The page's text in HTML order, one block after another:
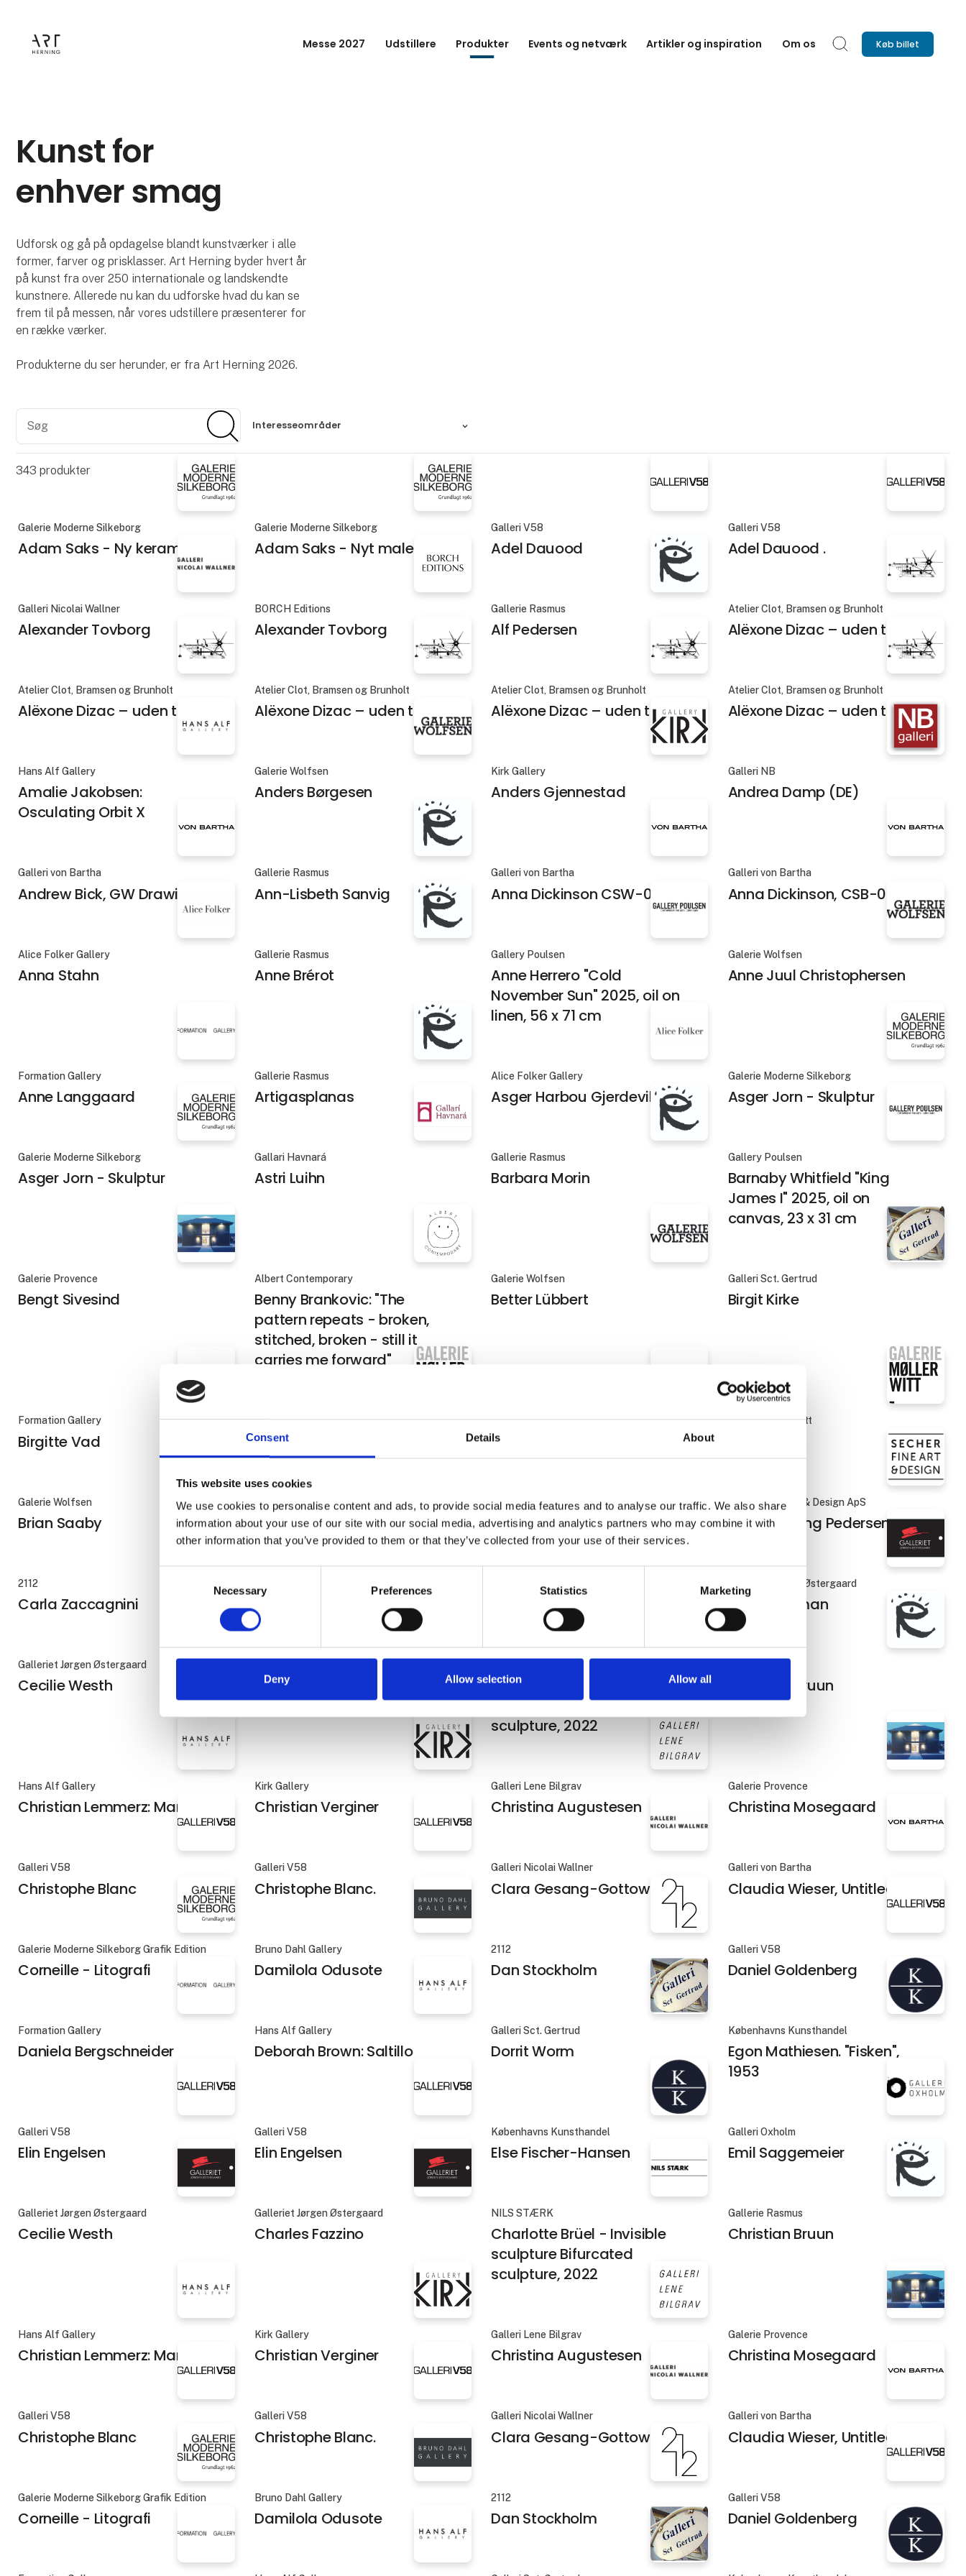
Consent Details About
This website uses cookies
We use cookies to personalise content and ads, to provide social media features and to analyse our traffic. We also share
information about your use of our site with our social media, advertising and analytics partners who may combine it with
other information that you’ve provided to them or that they’ve collected from your use of their services.
Necessary Preferences Statistics Marketing
Deny Allow selection Allow all
Messe 2027 Udstillere Produkter Events og netværk Artikler og inspiration Om os Søg Køb billet
Kunst for
enhver smag
Udforsk og gå på opdagelse blandt kunstværker i alle
former, farver og prisklasser. Art Herning byder hvert år
på kunst fra over 250 internationale og landskendte
kunstnere. Allerede nu kan du udforske hvad du kan se
frem til på messen, når vores udstillere præsenterer for
en række værker.
Produkterne du ser herunder, er fra Art Herning 2026.
Søg
Interesseområder
343 produkter
Galerie Moderne Silkeborg
Adam Saks - Ny keramik
Galerie Moderne Silkeborg
Adam Saks - Nyt maleri
Galleri V58
Adel Dauood
Galleri V58
Adel Dauood .
Galleri Nicolai Wallner
Alexander Tovborg
BORCH Editions
Alexander Tovborg
Gallerie Rasmus
Alf Pedersen
Atelier Clot, Bramsen og Brunholt
Alëxone Dizac – uden titel 3
Atelier Clot, Bramsen og Brunholt
Alëxone Dizac – uden titel 4
Atelier Clot, Bramsen og Brunholt
Alëxone Dizac – uden titel 5
Atelier Clot, Bramsen og Brunholt
Alëxone Dizac – uden titel 6
Atelier Clot, Bramsen og Brunholt
Alëxone Dizac – uden titel 7
Hans Alf Gallery
Amalie Jakobsen:
Osculating Orbit X
Galerie Wolfsen
Anders Børgesen
Kirk Gallery
Anders Gjennestad
Galleri NB
Andrea Damp (DE)
Galleri von Bartha
Andrew Bick, GW Drawing
Gallerie Rasmus
Ann-Lisbeth Sanvig
Galleri von Bartha
Anna Dickinson CSW-01
Galleri von Bartha
Anna Dickinson, CSB-02
Alice Folker Gallery
Anna Stahn
Gallerie Rasmus
Anne Brérot
Gallery Poulsen
Anne Herrero "Cold
November Sun" 2025, oil on
linen, 56 x 71 cm
Galerie Wolfsen
Anne Juul Christophersen
Formation Gallery
Anne Langgaard
Gallerie Rasmus
Artigasplanas
Alice Folker Gallery
Asger Harbou Gjerdevik
Galerie Moderne Silkeborg
Asger Jorn - Skulptur
Galerie Moderne Silkeborg
Asger Jorn - Skulptur
Gallari Havnará
Astri Luihn
Gallerie Rasmus
Barbara Morin
Gallery Poulsen
Barnaby Whitfield "King
James I" 2025, oil on
canvas, 23 x 31 cm
Galerie Provence
Bengt Sivesind
Albert Contemporary
Benny Brankovic: "The
pattern repeats - broken,
stitched, broken - still it
carries me forward"
Galerie Wolfsen
Better Lübbert
Galleri Sct. Gertrud
Birgit Kirke
Formation Gallery
Birgitte Vad
Galerie MøllerWitt
Bjørn Poulsen
COLLABORATIONS
Blair Saxon-Hill
Galerie MøllerWitt
Galerie Wolfsen
Brian Saaby
Gallari Havnará
Bárður Dal Christiansen
Formation Gallery
Carl Krull
Secher Fine Art & Design ApS
Carl-Henning Pedersen
2112
Carla Zaccagnini Caroline Thon Case Maclaim
Galleriet Jørgen Østergaard
Cecilie Nyman
Galleriet Jørgen Østergaard
Cecilie Westh Charles Fazzino
Charlotte Brüel - Invisible
sculpture Bifurcated
sculpture, 2022
Christian Bruun
Hans Alf Gallery
Christian Lemmerz: Marsyas
Kirk Gallery
Christian Verginer
Galleri Lene Bilgrav
Christina Augustesen
Galerie Provence
Christina Mosegaard
Galleri V58
Christophe Blanc
Galleri V58
Christophe Blanc.
Galleri Nicolai Wallner
Clara Gesang-Gottowt
Galleri von Bartha
Claudia Wieser, Untitled
Galerie Moderne Silkeborg Grafik Edition
Corneille - Litografi
Bruno Dahl Gallery
Damilola Odusote
2112
Dan Stockholm
Galleri V58
Daniel Goldenberg
Formation Gallery
Daniela Bergschneider
Hans Alf Gallery
Deborah Brown: Saltillo
Galleri Sct. Gertrud
Dorrit Worm
Københavns Kunsthandel
Egon Mathiesen. "Fisken",
1953
Galleri V58
Elin Engelsen
Galleri V58
Elin Engelsen
Københavns Kunsthandel
Else Fischer-Hansen
Galleri Oxholm
Emil Saggemeier
Galleriet Jørgen Østergaard
Cecilie Westh
Galleriet Jørgen Østergaard
Charles Fazzino
NILS STÆRK
Charlotte Brüel - Invisible
sculpture Bifurcated
sculpture, 2022
Gallerie Rasmus
Christian Bruun
Hans Alf Gallery
Christian Lemmerz: Marsyas
Kirk Gallery
Christian Verginer
Galleri Lene Bilgrav
Christina Augustesen
Galerie Provence
Christina Mosegaard
Galleri V58
Christophe Blanc
Galleri V58
Christophe Blanc.
Galleri Nicolai Wallner
Clara Gesang-Gottowt
Galleri von Bartha
Claudia Wieser, Untitled
Galerie Moderne Silkeborg Grafik Edition
Corneille - Litografi
Bruno Dahl Gallery
Damilola Odusote
2112
Dan Stockholm
Galleri V58
Daniel Goldenberg